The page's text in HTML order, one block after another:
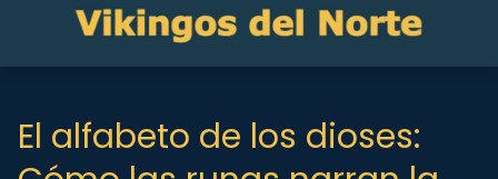
El alfabeto de los dioses: